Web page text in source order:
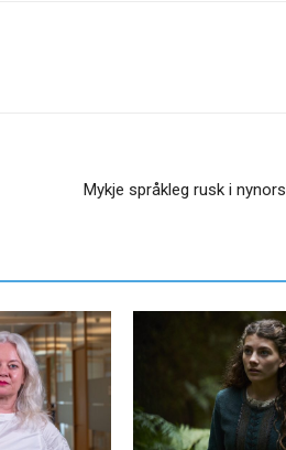
Mykje språkleg rusk i